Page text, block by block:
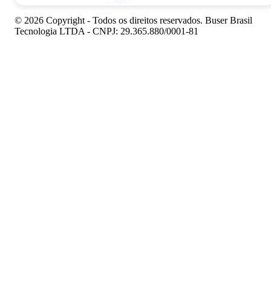
© 2026 Copyright - Todos os direitos reservados. Buser Brasil
Tecnologia LTDA - CNPJ: 29.365.880/0001-81